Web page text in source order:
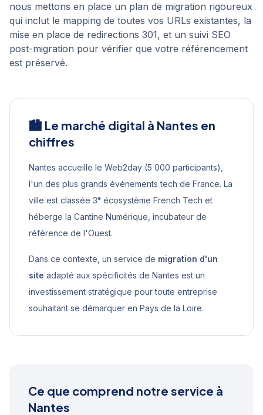
nous mettons en place un plan de migration rigoureux
qui inclut le mapping de toutes vos URLs existantes, la
mise en place de redirections 301, et un suivi SEO
post-migration pour vérifier que votre référencement
est préservé.
🏙️ Le marché digital à Nantes en
chiffres
Nantes accueille le Web2day (5 000 participants),
l'un des plus grands événements tech de France. La
ville est classée 3ᵉ écosystème French Tech et
héberge la Cantine Numérique, incubateur de
référence de l'Ouest.
Dans ce contexte, un service de migration d'un
site adapté aux spécificités de Nantes est un
investissement stratégique pour toute entreprise
souhaitant se démarquer en Pays de la Loire.
Ce que comprend notre service à
Nantes